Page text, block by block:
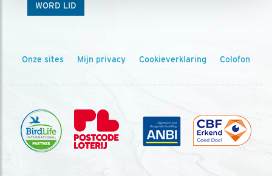
WORD LID
Onze sites Mijn privacy Cookieverklaring Colofon